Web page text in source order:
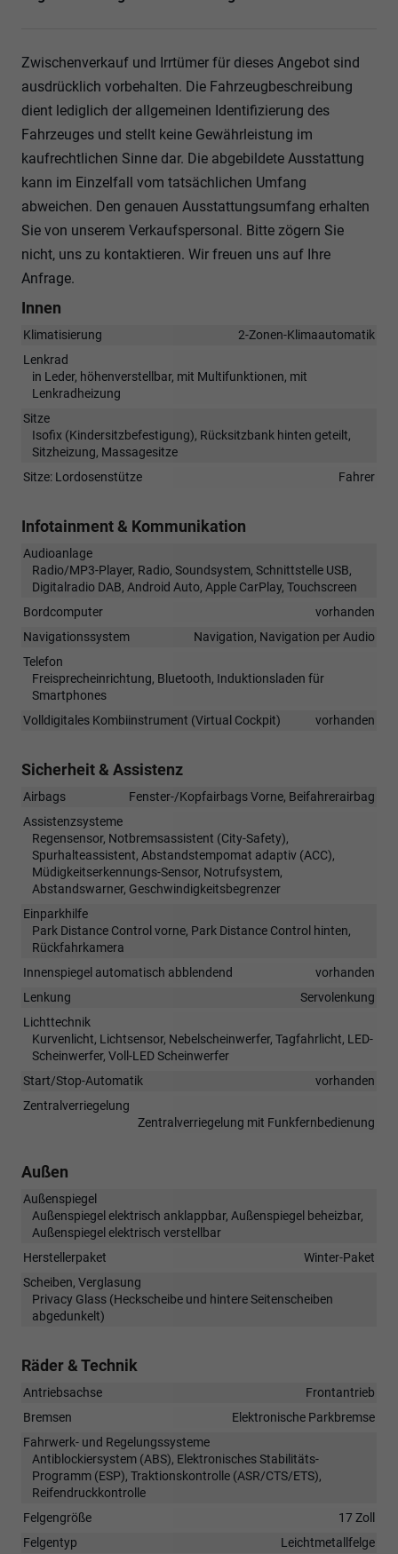
Zwischenverkauf und Irrtümer für dieses Angebot sind
ausdrücklich vorbehalten. Die Fahrzeugbeschreibung
dient lediglich der allgemeinen Identifizierung des
Fahrzeuges und stellt keine Gewährleistung im
kaufrechtlichen Sinne dar. Die abgebildete Ausstattung
kann im Einzelfall vom tatsächlichen Umfang
abweichen. Den genauen Ausstattungsumfang erhalten
Sie von unserem Verkaufspersonal. Bitte zögern Sie
nicht, uns zu kontaktieren. Wir freuen uns auf Ihre
Anfrage.
Innen
Klimatisierung
2-Zonen-Klimaautomatik
Lenkrad
in Leder, höhenverstellbar, mit Multifunktionen, mit
Lenkradheizung
Sitze
Isofix (Kindersitzbefestigung), Rücksitzbank hinten geteilt,
Sitzheizung, Massagesitze
Sitze: Lordosenstütze
Fahrer
Infotainment & Kommunikation
Audioanlage
Radio/MP3-Player, Radio, Soundsystem, Schnittstelle USB,
Digitalradio DAB, Android Auto, Apple CarPlay, Touchscreen
Bordcomputer
vorhanden
Navigationssystem
Navigation, Navigation per Audio
Telefon
Freisprecheinrichtung, Bluetooth, Induktionsladen für
Smartphones
Volldigitales Kombiinstrument (Virtual Cockpit)
vorhanden
Sicherheit & Assistenz
Airbags
Fenster-/Kopfairbags Vorne, Beifahrerairbag
Assistenzsysteme
Regensensor, Notbremsassistent (City-Safety),
Spurhalteassistent, Abstandstempomat adaptiv (ACC),
Müdigkeitserkennungs-Sensor, Notrufsystem,
Abstandswarner, Geschwindigkeitsbegrenzer
Einparkhilfe
Park Distance Control vorne, Park Distance Control hinten,
Rückfahrkamera
Innenspiegel automatisch abblendend
vorhanden
Lenkung
Servolenkung
Lichttechnik
Kurvenlicht, Lichtsensor, Nebelscheinwerfer, Tagfahrlicht, LED-
Scheinwerfer, Voll-LED Scheinwerfer
Start/Stop-Automatik
vorhanden
Zentralverriegelung
Zentralverriegelung mit Funkfernbedienung
Außen
Außenspiegel
Außenspiegel elektrisch anklappbar, Außenspiegel beheizbar,
Außenspiegel elektrisch verstellbar
Herstellerpaket
Winter-Paket
Scheiben, Verglasung
Privacy Glass (Heckscheibe und hintere Seitenscheiben
abgedunkelt)
Räder & Technik
Antriebsachse
Frontantrieb
Bremsen
Elektronische Parkbremse
Fahrwerk- und Regelungssysteme
Antiblockiersystem (ABS), Elektronisches Stabilitäts-
Programm (ESP), Traktionskontrolle (ASR/CTS/ETS),
Reifendruckkontrolle
Felgengröße
17 Zoll
Felgentyp
Leichtmetallfelge